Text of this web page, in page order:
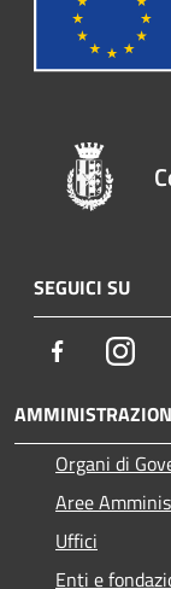
SEGUICI SU
Facebook
Organi di
Aree
Uffici
Enti e